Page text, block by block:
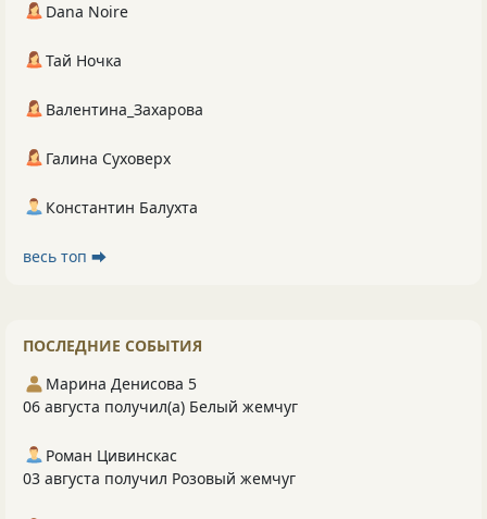
Dana Noire
Тай Ночка
Валентина_Захарова
Галина Суховерх
Константин Балухта
весь топ ⮕
ПОСЛЕДНИЕ СОБЫТИЯ
Марина Денисова 5
06 августа получил(а) Белый жемчуг
Роман Цивинскас
03 августа получил Розовый жемчуг